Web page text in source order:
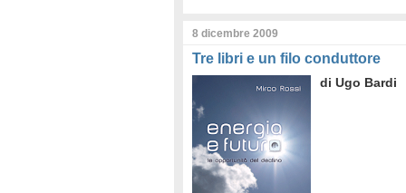
8 dicembre 2009
Tre libri e un filo conduttore
di Ugo Bardi